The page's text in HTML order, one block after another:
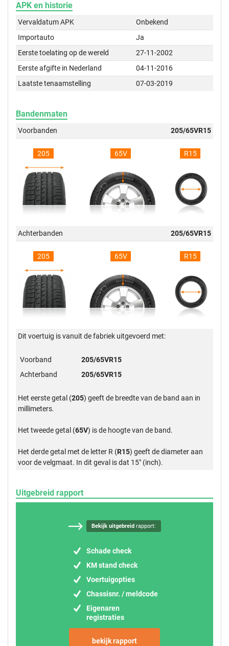
APK en historie
Vervaldatum APK
Onbekend
Importauto
Ja
Eerste toelating op de wereld
27-11-2002
Eerste afgifte in Nederland
04-11-2016
Laatste tenaamstelling
07-03-2019
Bandenmaten
Voorbanden 205/65VR15
205 65V R15
Achterbanden 205/65VR15
205 65V R15
Dit voertuig is vanuit de fabriek uitgevoerd met:
Voorband
205/65VR15
Achterband
205/65VR15
Het eerste getal (205) geeft de breedte van de band aan in
millimeters.
Het tweede getal (65V) is de hoogte van de band.
Het derde getal met de letter R (R15) geeft de diameter aan
voor de velgmaat. In dit geval is dat 15" (inch).
Uitgebreid rapport
Bekijk uitgebreid rapport:
Schade check
KM stand check
Voertuigopties
Chassisnr. / meldcode
Eigenaren
registraties
bekijk rapport